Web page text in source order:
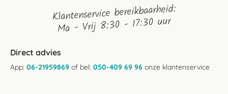
Klantenservice bereikbaarheid:
Ma - Vrij 8:30 - 17:30 uur
Direct advies
App: 06-21959869 of bel: 050-409 69 96 onze klantenservice